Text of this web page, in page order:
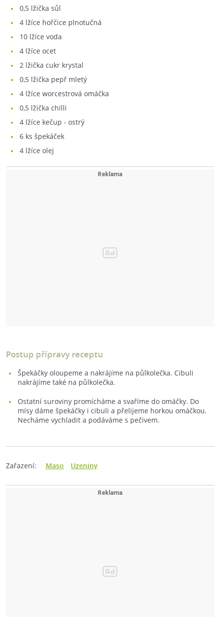
0,5 lžička sůl
4 lžíce hořčice plnotučná
10 lžíce voda
4 lžíce ocet
2 lžička cukr krystal
0,5 lžička pepř mletý
4 lžíce worcestrová omáčka
0,5 lžička chilli
4 lžíce kečup - ostrý
6 ks špekáček
4 lžíce olej
Postup přípravy receptu
Špekáčky oloupeme a nakrájíme na půlkolečka. Cibuli
nakrájíme také na půlkolečka.
Ostatní suroviny promícháme a svaříme do omáčky. Do
mísy dáme špekáčky i cibuli a přelijeme horkou omáčkou.
Necháme vychladit a podáváme s pečivem.
Zařazení: Maso Uzeniny